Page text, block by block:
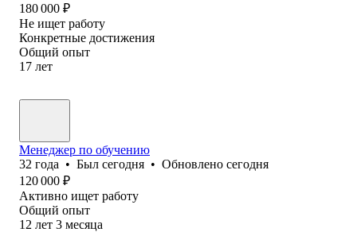
180 000 ₽
Не ищет работу
Конкретные достижения
Общий опыт
17 лет
Менеджер по обучению
32 года • Был сегодня • Обновлено сегодня
120 000 ₽
Активно ищет работу
Общий опыт
12 лет 3 месяца